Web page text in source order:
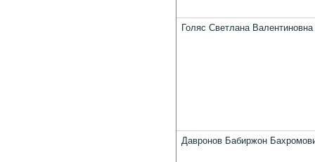
Голяс Светлана Валентиновна
Давронов Бабиржон